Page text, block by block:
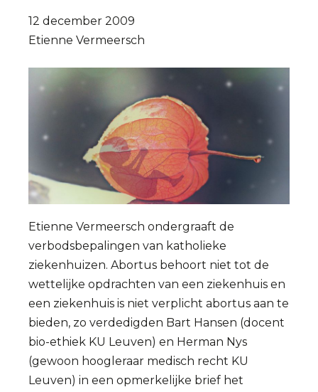
12 december 2009
Etienne Vermeersch
Etienne Vermeersch ondergraaft de
verbodsbepalingen van katholieke
ziekenhuizen. Abortus behoort niet tot de
wettelijke opdrachten van een ziekenhuis en
een ziekenhuis is niet verplicht abortus aan te
bieden, zo verdedigden Bart Hansen (docent
bio-ethiek KU Leuven) en Herman Nys
(gewoon hoogleraar medisch recht KU
Leuven) in een opmerkelijke brief het